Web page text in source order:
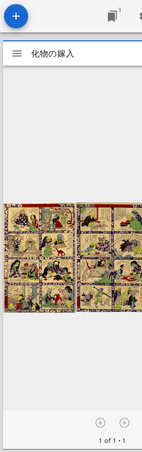
1
Mirador
viewer
化物の嫁入
1 of 1 • 1
化物の嫁入